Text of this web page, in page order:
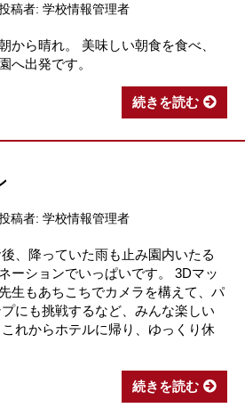
稿者: 学校情報管理者
から晴れ。 美味しい朝食を食べ、
へ出発です。
続きを読む
稿者: 学校情報管理者
、降っていた雨も止み園内いたる
ーションでいっぱいです。 3Dマッ
生もあちこちでカメラを構えて、パ
にも挑戦するなど、みんな楽しい
れからホテルに帰り、ゆっくり休
続きを読む